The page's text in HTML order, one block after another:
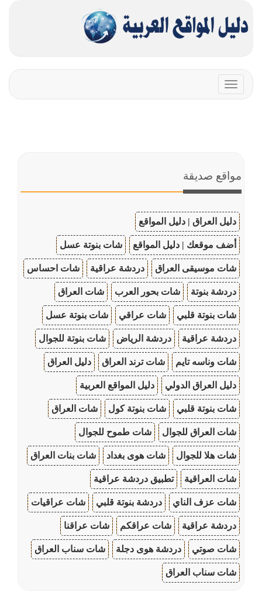
Toggle
navigation
مواقع صديقة
دليل العراق | دليل المواقع
أضف موقعك | دليل المواقع شات بنوتة عسل
شات موسيقى العراق دردشة عراقية شات احساس
دردشة بنوتة شات بحور العرب شات العراق
شات بنوتة قلبي شات عراقي شات بنوتة عسل
دردشة عراقية دردشة الرياض شات بنوتة للجوال
شات وناسه تايم شات ترند العراق دليل العراق
دليل العراق الدولي دليل المواقع العربية
شات بنوتة قلبي شات بنوتة كول شات العراق
شات العراق للجوال شات طموح للجوال
شات هلا للجوال شات هوى بغداد شات بنات العراق
شات العراقية تطبيق دردشة عراقية
شات عزف الناي دردشة بنوتة قلبي شات عراقيات
دردشة عراقية شات عراقكم شات عراقنا
شات صوتي دردشة هوى دجلة شات سناب العراق
شات سناب العراق